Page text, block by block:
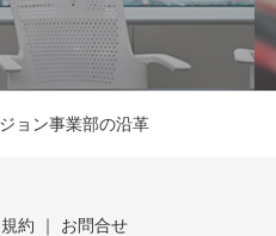
ョン事業部の沿革
約 お問合せ